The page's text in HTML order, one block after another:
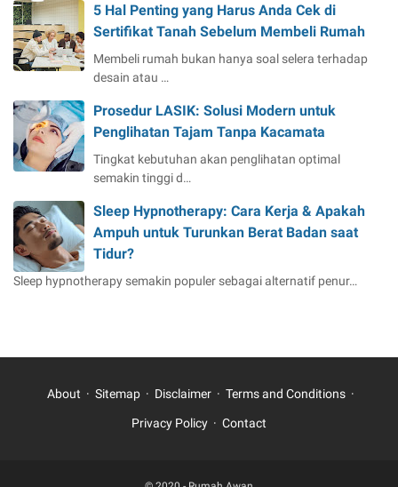
5 Hal Penting yang Harus Anda Cek di
Sertifikat Tanah Sebelum Membeli Rumah
Membeli rumah bukan hanya soal selera terhadap
desain atau …
Prosedur LASIK: Solusi Modern untuk
Penglihatan Tajam Tanpa Kacamata
Tingkat kebutuhan akan penglihatan optimal
semakin tinggi d…
Sleep Hypnotherapy: Cara Kerja & Apakah
Ampuh untuk Turunkan Berat Badan saat
Tidur?
Sleep hypnotherapy semakin populer sebagai alternatif penur…
About Sitemap Disclaimer Terms and Conditions
Privacy Policy Contact